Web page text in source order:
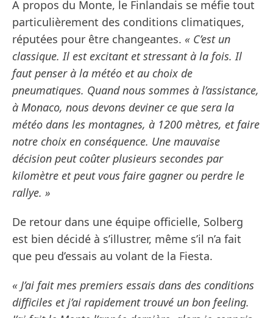
A propos du Monte, le Finlandais se méfie tout
particulièrement des conditions climatiques,
réputées pour être changeantes. « C’est un
classique. Il est excitant et stressant à la fois. Il
faut penser à la météo et au choix de
pneumatiques. Quand nous sommes à l’assistance,
à Monaco, nous devons deviner ce que sera la
météo dans les montagnes, à 1200 mètres, et faire
notre choix en conséquence. Une mauvaise
décision peut coûter plusieurs secondes par
kilomètre et peut vous faire gagner ou perdre le
rallye. »
De retour dans une équipe officielle, Solberg
est bien décidé à s’illustrer, même s’il n’a fait
que peu d’essais au volant de la Fiesta.
« J’ai fait mes premiers essais dans des conditions
difficiles et j’ai rapidement trouvé un bon feeling.